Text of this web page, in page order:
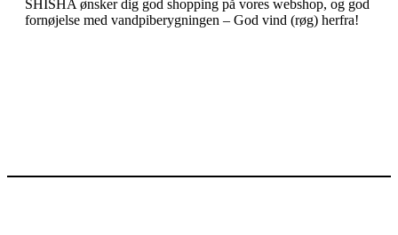
SHISHA ønsker dig god shopping på vores webshop, og god
fornøjelse med vandpiberygningen – God vind (røg) herfra!